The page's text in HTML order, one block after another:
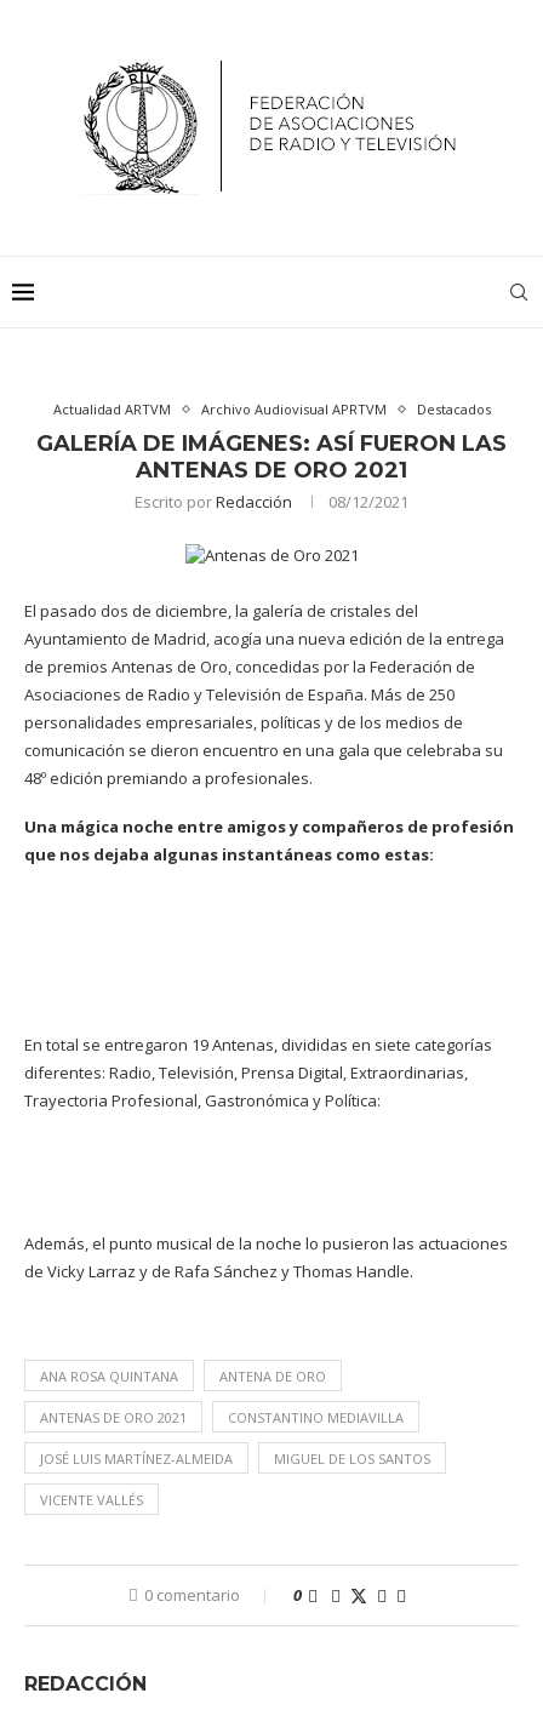
Actualidad ARTVM Archivo Audiovisual APRTVM Destacados
GALERÍA DE IMÁGENES: ASÍ FUERON LAS
ANTENAS DE ORO 2021
Escrito porRedacción 08/12/2021
El pasado dos de diciembre, la galería de cristales del
Ayuntamiento de Madrid, acogía una nueva edición de la entrega
de premios Antenas de Oro, concedidas por la Federación de
Asociaciones de Radio y Televisión de España. Más de 250
personalidades empresariales, políticas y de los medios de
comunicación se dieron encuentro en una gala que celebraba su
48º edición premiando a profesionales.
Una mágica noche entre amigos y compañeros de profesión
que nos dejaba algunas instantáneas como estas:
En total se entregaron 19 Antenas, divididas en siete categorías
diferentes: Radio, Televisión, Prensa Digital, Extraordinarias,
Trayectoria Profesional, Gastronómica y Política:
Además, el punto musical de la noche lo pusieron las actuaciones
de Vicky Larraz y de Rafa Sánchez y Thomas Handle.
ANA ROSA QUINTANA ANTENA DE ORO
ANTENAS DE ORO 2021 CONSTANTINO MEDIAVILLA
JOSÉ LUIS MARTÍNEZ-ALMEIDA MIGUEL DE LOS SANTOS
VICENTE VALLÉS
0 comentario 0
REDACCIÓN